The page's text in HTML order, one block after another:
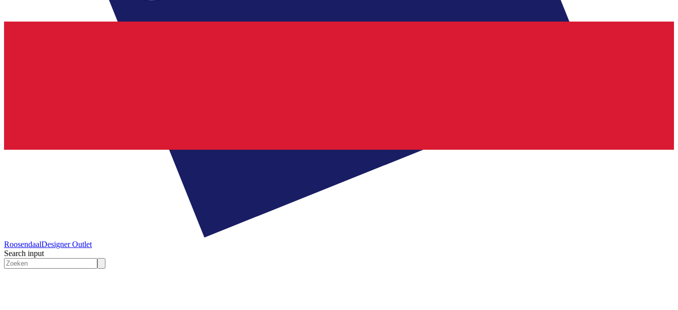
RoosendaalDesigner Outlet
Search input